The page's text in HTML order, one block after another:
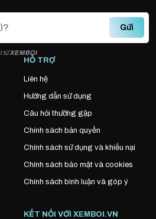
Gửi
từXEMBOI
HỖ TRỢ
Liên hệ
Hướng dẫn sử dụng
Câu hỏi thường gặp
Chính sách bản quyền
Chính sách sử dụng và khiếu nại
Chính sách bảo mật và cookies
Chính sách bình luận và góp ý
KẾT NỐI VỚI XEMBOI.VN